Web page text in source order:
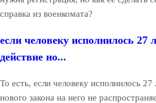
справка из военкомата?
если человеку исполнилось 27
действие но...
То есть, если человеку исполнилось 27
нового закона на него не